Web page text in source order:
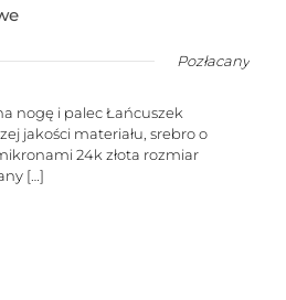
Pozłacany
nogę i palec Łańcuszek
jakości materiału, srebro o
24k złota rozmiar
[…]